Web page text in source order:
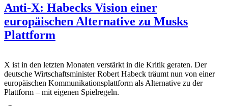
Anti-X: Habecks Vision einer
europäischen Alternative zu Musks
Plattform
X ist in den letzten Monaten verstärkt in die Kritik geraten. Der
deutsche Wirtschaftsminister Robert Habeck träumt nun von einer
europäischen Kommunikationsplattform als Alternative zu der
Plattform – mit eigenen Spielregeln.